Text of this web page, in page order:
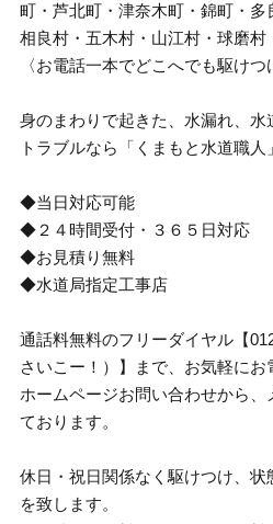
町・芦北町・津奈木町・錦町・多
相良村・五木村・山江村・球磨
〈お電話一本でどこへでも駆けつ
身のまわりで起きた、水漏れ、
トラブルなら「くまもと水道職人
◆当日対応可能
◆２４時間受付・３６５日対応
◆お見積り無料
◆水道局指定工事店
通話料無料のフリーダイヤル【
さいこー！）】まで、お気軽にお
ホームページお問い合わせから
ております。
休日・祝日関係なく駆けつけ、
を致します。